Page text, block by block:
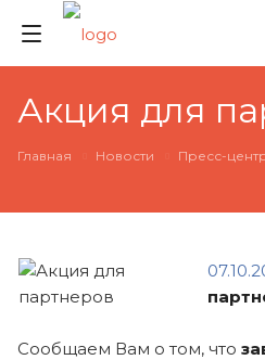
Акция для
Главная Новости Пресс-
Сообщаем Вам о том, что